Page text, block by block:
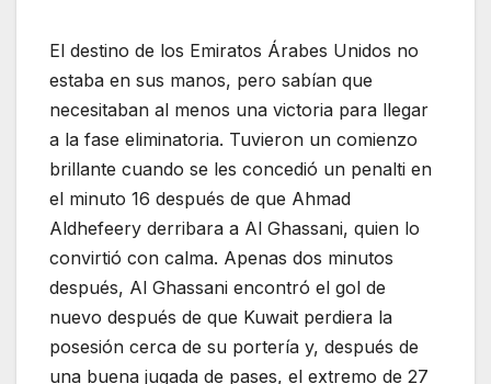
El destino de los Emiratos Árabes Unidos no
estaba en sus manos, pero sabían que
necesitaban al menos una victoria para llegar
a la fase eliminatoria. Tuvieron un comienzo
brillante cuando se les concedió un penalti en
el minuto 16 después de que Ahmad
Aldhefeery derribara a Al Ghassani, quien lo
convirtió con calma. Apenas dos minutos
después, Al Ghassani encontró el gol de
nuevo después de que Kuwait perdiera la
posesión cerca de su portería y, después de
una buena jugada de pases, el extremo de 27